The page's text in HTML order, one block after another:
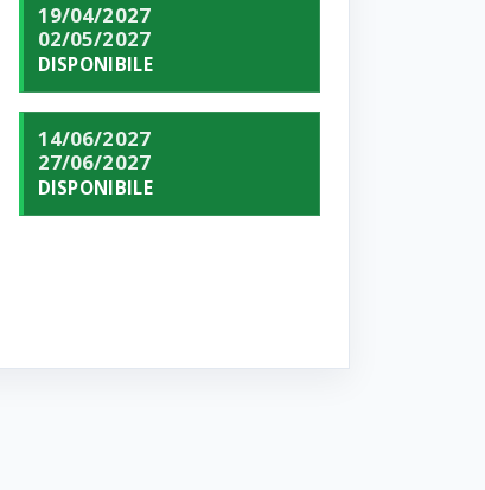
19/04/2027
02/05/2027
DISPONIBILE
14/06/2027
27/06/2027
DISPONIBILE